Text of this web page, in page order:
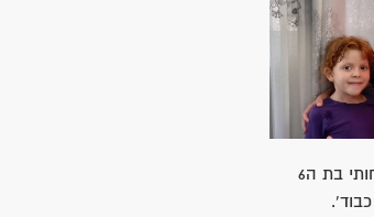
הצלתי את חייה של אחותי בת ה6